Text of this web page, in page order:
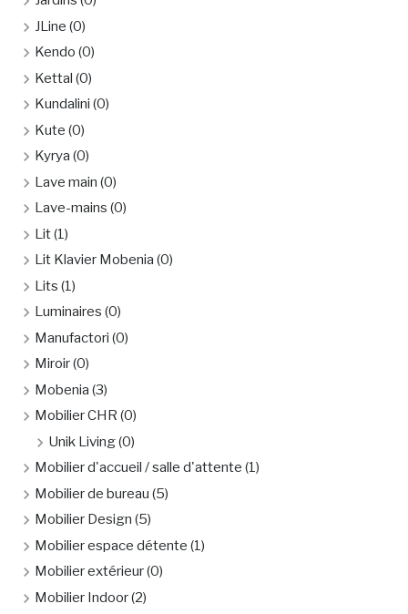
JLine (0)
Kendo (0)
Kettal (0)
Kundalini (0)
Kute (0)
Kyrya (0)
Lave main (0)
Lave-mains (0)
Lit(1)
Lit Klavier Mobenia (0)
Lits (1)
Luminaires (0)
Manufactori (0)
Miroir(0)
Mobenia (3)
Mobilier CHR (0)
Unik Living(0)
Mobilier d'accueil / salle d'attente (1)
Mobilier de bureau (5)
Mobilier Design (5)
Mobilier espace détente (1)
Mobilier extérieur(0)
Mobilier Indoor(2)